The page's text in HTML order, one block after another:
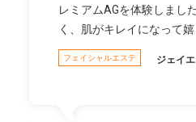
レミアムAGを体験しまし
く、肌がキレイになって
フェイシャルエステ ジェイ